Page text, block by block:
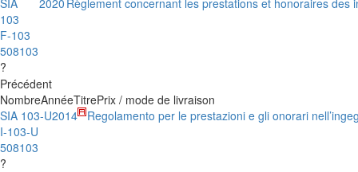
SIA
103
F-103
508103
?
2020 Règlement concernant les prestations et honoraires des
Précédent
NombreAnnéeTitrePrix / mode de livraison
SIA 103-U
I-103-U
508103
?
2014 Regolamento per le prestazioni e gli onorari